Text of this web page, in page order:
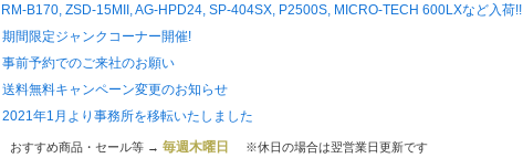
RM-B170, ZSD-15MII, AG-HPD24, SP-404SX, P2500S, MICRO-TECH 600LXなど入荷!!
期間限定ジャンクコーナー開催!
事前予約でのご来社のお願い
送料無料キャンペーン変更のお知らせ
2021年1月より事務所を移転いたしました
おすすめ商品・セール等 → 毎週木曜日 ※休日の場合は翌営業日更新です